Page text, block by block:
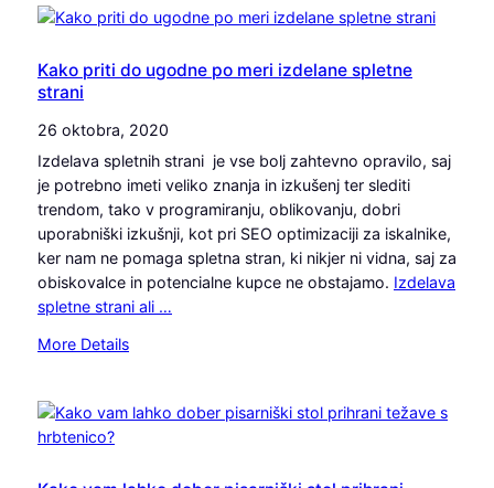
v
j
n
p
o
č
u
t
e
z
o
n
p
r
s
t
o
r
e
v
L
j
b
a
a
b
j
š
i
r
o
k
o
v
t
Kako priti do ugodne po meri izdelane spletne
strani
26 oktobra, 2020
Izdelava spletnih strani je vse bolj zahtevno opravilo, saj
je potrebno imeti veliko znanja in izkušenj ter slediti
trendom, tako v programiranju, oblikovanju, dobri
uporabniški izkušnji, kot pri SEO optimizaciji za iskalnike,
ker nam ne pomaga spletna stran, ki nikjer ni vidna, saj za
obiskovalce in potencialne kupce ne obstajamo. Izdelava
spletne strani ali …
More Details:
k